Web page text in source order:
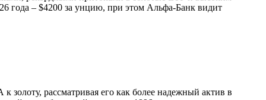
года – $4200 за унцию, при этом Альфа-Банк видит
рассматривая его как более надежный актив в